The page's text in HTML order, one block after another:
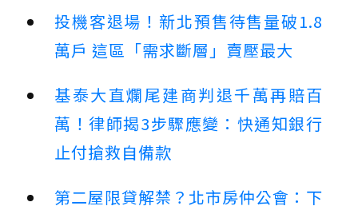
投機客退場！新北預售待售量破1.8
萬戶 這區「需求斷層」賣壓最大
基泰大直爛尾建商判退千萬再賠百
萬！律師揭3步驟應變：快通知銀行
止付搶救自備款
第二屋限貸解禁？北市房仲公會：下